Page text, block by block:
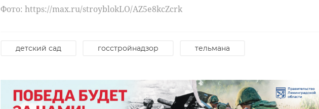
Фото: https://max.ru/stroyblokLO/AZ5e8kcZcrk
детский сад госстройнадзор тельмана
нашли на берегу рядом со Шепелевским маяком. Животное доставили в
"Пасхой".